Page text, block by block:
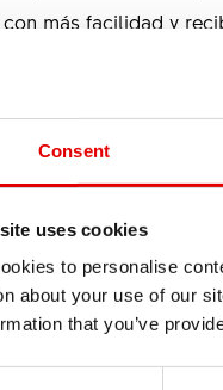
Consent
uses cookies
to personalise
about your use of our
that you’ve
más facilidad y
nuestra capacidad
un gran
con nosotros, por
ya respuestas a
empezado a devolver